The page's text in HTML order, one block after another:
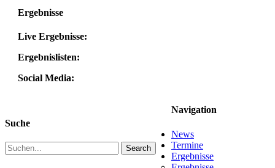
Ergebnisse
Live Ergebnisse:
Ergebnislisten:
Social Media:
Suche
Search
Navigation
News
Termine
Ergebnisse